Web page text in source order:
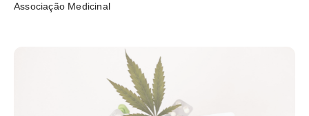
Associação Medicinal